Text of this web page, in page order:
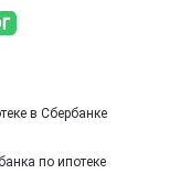
в Сбербанке
по ипотеке